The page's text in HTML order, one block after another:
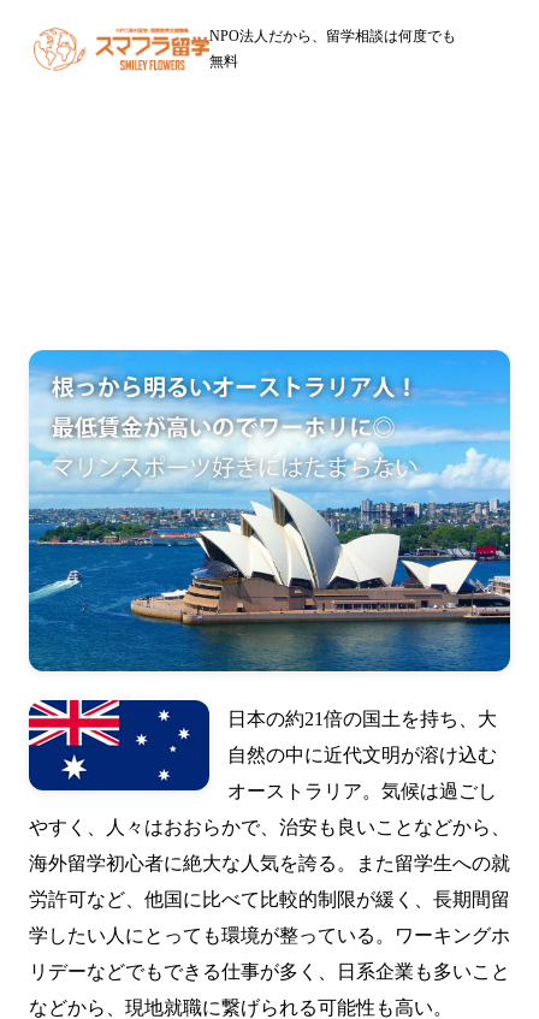
NPO法人だから、留学相談は何度でも
無料
日本の約21倍の国土を持ち、大
自然の中に近代文明が溶け込む
オーストラリア。気候は過ごし
やすく、人々はおおらかで、治安も良いことなどから、
海外留学初心者に絶大な人気を誇る。また留学生への就
労許可など、他国に比べて比較的制限が緩く、長期間留
学したい人にとっても環境が整っている。ワーキングホ
リデーなどでもできる仕事が多く、日系企業も多いこと
などから、現地就職に繋げられる可能性も高い。